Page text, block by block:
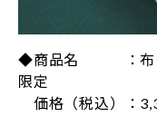
◆商品名 ：布に
限定
価格（税込）：